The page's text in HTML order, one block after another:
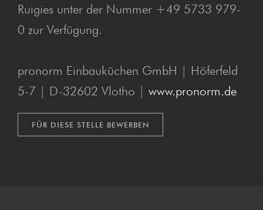
Ruigies unter der Nummer +49 5733 979-
0 zur Verfügung.
pronorm Einbauküchen GmbH | Höferfeld
5-7 | D-32602 Vlotho | www.pronorm.de
FÜR DIESE STELLE BEWERBEN